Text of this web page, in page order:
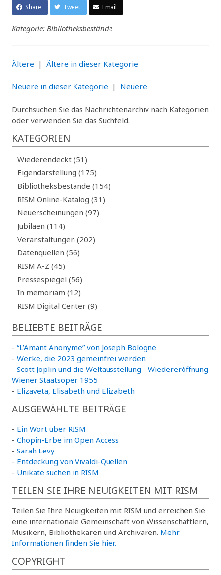
Share Tweet Email
Kategorie: Bibliotheksbestände
Ältere | Ältere in dieser Kategorie
Neuere in dieser Kategorie | Neuere
Durchsuchen Sie das Nachrichtenarchiv nach Kategorien
oder verwenden Sie das Suchfeld.
KATEGORIEN
Wiederendeckt (51)
Eigendarstellung (175)
Bibliotheksbestände (154)
RISM Online-Katalog (31)
Neuerscheinungen (97)
Jubiläen (114)
Veranstaltungen (202)
Datenquellen (56)
RISM A-Z (45)
Pressespiegel (56)
In memoriam (12)
RISM Digital Center (9)
BELIEBTE BEITRÄGE
- “L’Amant Anonyme” von Joseph Bologne
- Werke, die 2023 gemeinfrei werden
- Scott Joplin und die Weltausstellung - Wiedereröffnung
Wiener Staatsoper 1955
- Elizaveta, Elisabeth und Elizabeth
AUSGEWÄHLTE BEITRÄGE
- Ein Wort über RISM
- Chopin-Erbe im Open Access
- Sarah Levy
- Entdeckung von Vivaldi-Quellen
- Unikate suchen in RISM
TEILEN SIE IHRE NEUIGKEITEN MIT RISM
Teilen Sie Ihre Neuigkeiten mit RISM und erreichen Sie
eine internationale Gemeinschaft von Wissenschaftlern,
Musikern, Bibliothekaren und Archivaren. Mehr
Informationen finden Sie hier.
COPYRIGHT